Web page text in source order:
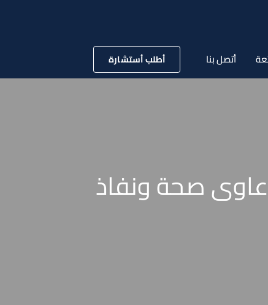
أتصل بنا أطلب أستشارة
9 / 2021 بشأن شهر دعاوى صحة ونفاذ